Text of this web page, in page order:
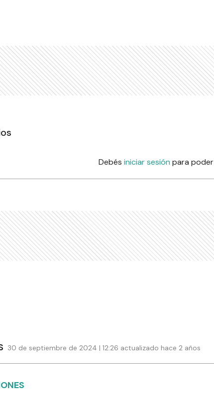
Debés iniciar sesión para
30 de septiembre de 2024 | 12:26 actualizado hace 2 años